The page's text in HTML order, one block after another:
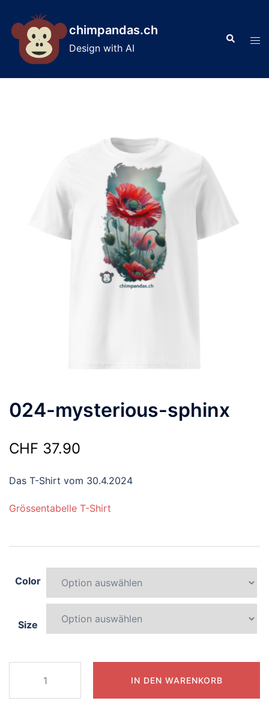
content
chimpandas.ch
Design with AI
Search
024-mysterious-sphinx
CHF 37.90
Das T-Shirt vom 30.4.2024
Grössentabelle T-Shirt
Color
Size
mysterious-
sphinx
IN DEN WARENKORB